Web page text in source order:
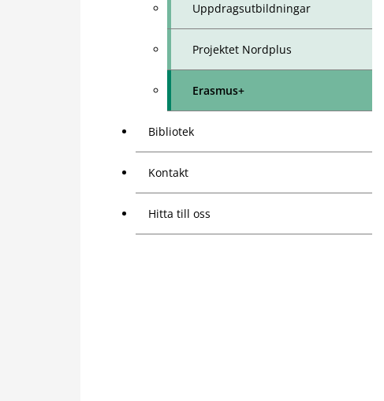
Uppdragsutbildningar
Projektet Nordplus
Erasmus+
Bibliotek
Kontakt
Hitta till oss